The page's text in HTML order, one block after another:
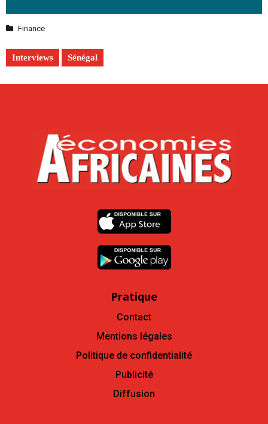
Finance
Interviews Sénégal
Pratique
Contact
Mentions légales
Politique de confidentialité
Publicité
Diffusion